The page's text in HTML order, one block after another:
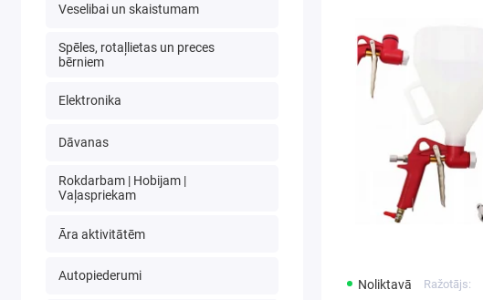
Veselibai un skaistumam
Spēles, rotaļlietas un preces
bērniem
Elektronika
Dāvanas
Rokdarbam | Hobijam |
Vaļaspriekam
Āra aktivitātēm
Autopiederumi
Noliktavā Ražotājs: